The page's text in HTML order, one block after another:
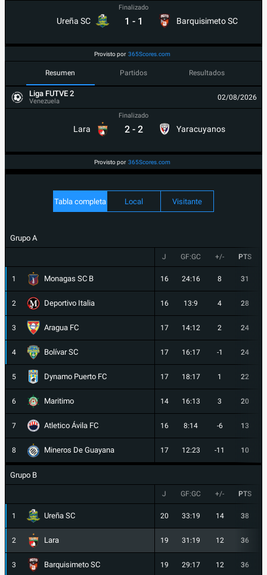
Ureña SC
Finalizado
1 - 1 Barquisimeto SC
Provisto por 365Scores.com
Resumen Partidos Resultados
Liga FUTVE 2
Venezuela 02/08/2026
Lara
Finalizado
2 - 2 Yaracuyanos
Provisto por 365Scores.com
Tabla completa Local Visitante
Grupo A
J GF:GC +/- PTS
1 Monagas SC B 16 24:16 8 31
2 Deportivo Italia 16 13:9 4 28
3 Aragua FC 17 14:12 2 24
4 Bolívar SC 17 16:17 -1 24
5 Dynamo Puerto FC 17 18:17 1 22
6 Maritimo 14 16:13 3 20
7 Atletico Ávila FC 16 8:14 -6 13
8 Mineros De Guayana 17 12:23 -11 10
Grupo B
J GF:GC +/- PTS
1 Ureña SC 20 33:19 14 38
2 Lara 19 31:19 12 36
3 Barquisimeto SC 19 29:17 12 36